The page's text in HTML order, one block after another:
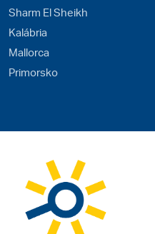
Sharm El Sheikh
Kalábria
Mallorca
Primorsko